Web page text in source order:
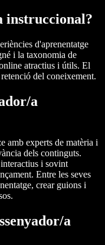
instruccional?
d'aprenentatge
i la taxonomia de
atractius i útils. El
del coneixement.
a
amb experts de matèria i
dels continguts.
i sovint
Entre les seves
crear guions i
a